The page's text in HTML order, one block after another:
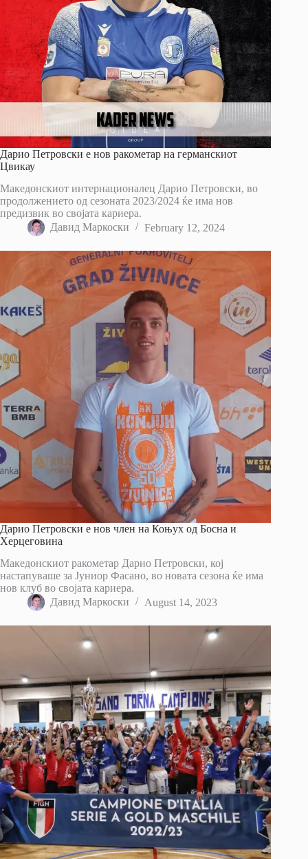
Дарио Петровски е нов ракометар на германскиот
Цвикау
Македонскиот интернационалец Дарио Петровски, во
продолжението од сезоната 2023/2024 ќе има нов
предизвик во својата кариера.
Давид Маркоски
February 12, 2024
Дарио Петровски е нов член на Коњух од Босна и
Херцеговина
Македонскиот ракометар Дарио Петровски, кој
настапуваше за Јуниор Фасано, во новата сезона ќе има
нов клуб во својата кариера.
Давид Маркоски
August 14, 2023